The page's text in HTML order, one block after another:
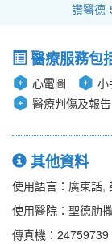
讚醫德
醫療服務包
心電圖 小
醫療判傷及報告
其他資料
使用語言：廣東話,
使用醫院：聖德肋
傳真機：24759739